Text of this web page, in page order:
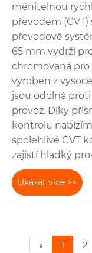
měnitelnou
převodem
převodové
65 mm vydrží
chromovaná
vyroben z
jsou odolná
provoz. Díky
kontrolu
spolehlivé CVT
zajistí hladký
Ukázat více >>
« 1 2